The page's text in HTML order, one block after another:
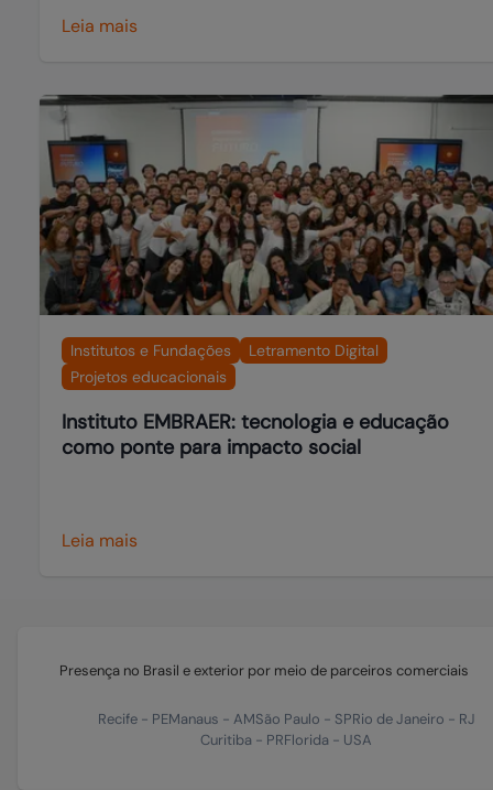
Leia mais
Institutos e Fundações
Letramento Digital
Projetos educacionais
Instituto EMBRAER: tecnologia e educação
como ponte para impacto social
Leia mais
Presença no Brasil e exterior por meio de parceiros comerciais
Recife- PEManaus - AMSão Paulo - SPRio de Janeiro - RJ
Curitiba - PRFlorida - USA